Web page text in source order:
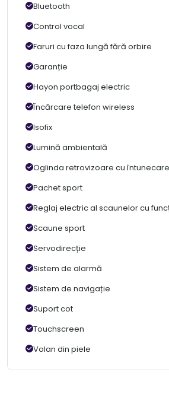
Bluetooth
Control vocal
Faruri cu faza lungă fără orbire
Garanție
Hayon portbagaj electric
Încărcare telefon wireless
Isofix
Lumină ambientală
Oglinda retrovizoare cu
Pachet sport
Reglaj electric al scaunelor cu
Scaune sport
Servodirecție
Sistem de alarmă
Sistem de navigație
Suport cot
Touchscreen
Volan din piele